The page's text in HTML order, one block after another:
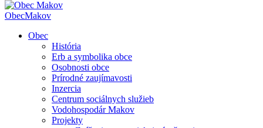
ObecMakov
Obec
História
Erb a symbolika obce
Osobnosti obce
Prírodné zaujímavosti
Inzercia
Centrum sociálnych služieb
Vodohospodár Makov
Projekty